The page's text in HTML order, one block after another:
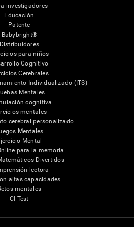
investigadores
Educación
Patente
Babybright®
Distribuidores
para niños
Cognitivo
Cerebrales
Individualizado (ITS)
Mentales
cognitiva
mentales
cerebral personalizado
Mentales
Mental
para la memoria
Divertidos
lectora
altas capacidades
mentales
CI Test